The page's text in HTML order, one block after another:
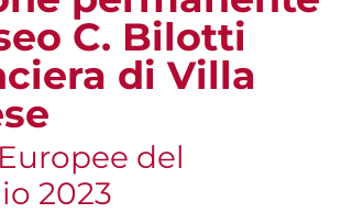
C. Bilotti
di Villa
del
2023